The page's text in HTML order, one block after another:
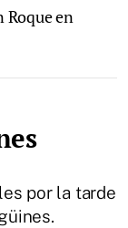
Roque en
por la tarde